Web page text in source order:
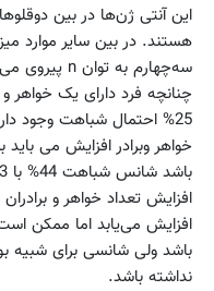
این آنتی ژن‌ها در بین
هستند. در بین سایر موارد
چنانچه فرد دارای یک خواهر
25% احتمال شباهت وجود
خواهر وبرادر افزایش می باید
افزایش تعداد خواهر و
افزایش می‌یابد اما ممکن
نداشته باشد.